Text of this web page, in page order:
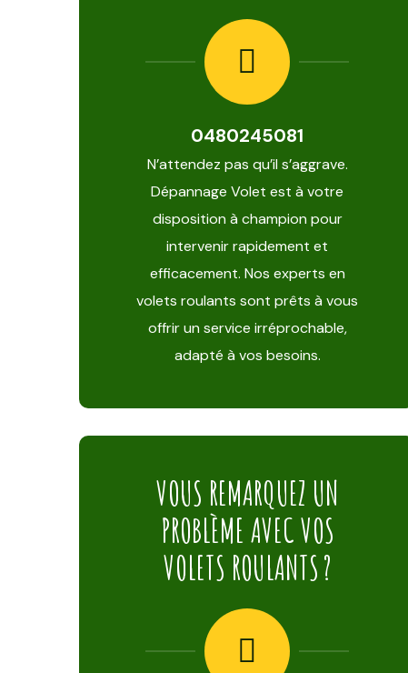
0480245081
N’attendez pas qu’il s’aggrave.
Dépannage Volet est à votre
disposition à champion pour
intervenir rapidement et
efficacement. Nos experts en
volets roulants sont prêts à vous
offrir un service irréprochable,
adapté à vos besoins.
VOUS REMARQUEZ UN
PROBLÈME AVEC VOS
VOLETS ROULANTS ?